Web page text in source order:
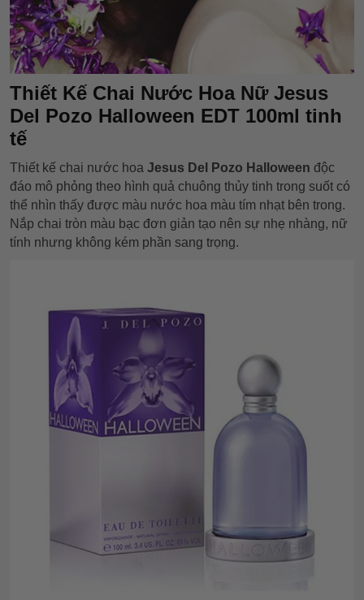
Thiết Kế Chai Nước Hoa Nữ Jesus
Del Pozo Halloween EDT 100ml tinh
tế
Thiết kế chai nước hoa Jesus Del Pozo Halloween độc
đáo mô phỏng theo hình quả chuông thủy tinh trong suốt có
thể nhìn thấy được màu nước hoa màu tím nhạt bên trong.
Nắp chai tròn màu bạc đơn giản tạo nên sự nhẹ nhàng, nữ
tính nhưng không kém phần sang trọng.